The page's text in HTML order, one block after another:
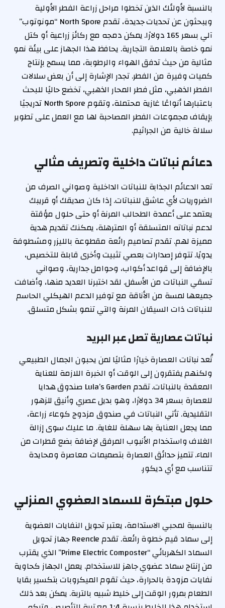
بالنسبة لأولئك الذين تخطوا مراحل زراعة الفطر الأولية
ويبحثون عن تحديات جديدة، تقدم North Spore “مونوتوب”
آلي بسعر 165 دولارًا. يمكن دمجه مع ركائز زراعية أو كتل
نمو خاصة بالعلامة التجارية. يحافظ هذا الجهاز على بيئة نمو
مثالية من حيث تدفق الهواء والرطوبة، مما يسمح بإنتاج
كميات وفيرة من الفطر. تجدر الإشارة إلى أن بعض سلالات
الفطر الذهبي، مثل فطر المحار الذهبي، تخضع حاليًا للبحث
باعتبارها أنواعًا غازية محتملة، وتقوم North Spore تدريجيًا
بإيقاف مجموعات الفطر المصاحبة لها مع العمل على تطوير
سلالة خالية من الجراثيم.
دعائم نباتات داخلية وتصريف مثالي
تعد الدعائم الجذابة للنباتات الداخلية وصواني الصرف من
الضروريات لأي عاشق للنباتات. إذا كان صديقك أو قريبك
يعتمد على أعمدة الطحالب المرنة أو حتى حلول مؤقتة
لدعم نباتاته المتسلقة أو المترهلة، يمكنك تقديم هدية
مميزة لهم. تقدم تصاميم رائعة مقطوعة بالليزر ومشطوفة
يدويًا. تتوفر إصدارات بعصي تثبيت وأخرى قابلة للتخصيص،
بالإضافة إلى قواعد أكواب، وحوامل جدارية، وصواني
تسقي النباتات من الأسفل. لقد اختبرنا العديد منها، وأضافت
جميعها لمسة من الأناقة مع توفير الدعم الهيكلي الحاسم
للنباتات ذات السيقان المرنة والتي تنمو بشكل متسلق.
نباتات عصارية تصل عبر البريد
تُعد نباتات العصارة خيارًا مثاليًا لمن يحبون الجمال الطبيعي
ولكنهم يفتقرون إلى الوقت أو الخبرة اللازمة للعناية
المعقدة بالنباتات. تقدم Lula’s Garden صندوق هدايا
للعصارة بسعر 34 دولارًا، وهو بديل عصري وأنيق للزهور
التقليدية. تأتي النباتات في صندوق مزدوج كوعاء زراعة،
مما يجعل العناية بها سهلة للغاية. ما عليك سوى إزالة
الغلاف واستخدام الأنبوب المرفق لإضافة بضع قطرات من
الماء. تتميز حدائق العصارة بتصميمات معاصرة ومحايدة
تتناسب مع أي ديكور.
حلول مبتكرة للسماد العضوي المنزلي
بالنسبة لمحبي الاستدامة، يعتبر تحويل النفايات العضوية
إلى سماد قيم خطوة رائعة. تقدم Reencle جهاز تحويل
السماد الكهربائي “Prime Electric Composter” الذي يقترب
من إنتاج سماد عضوي جاهز للاستخدام. يعمل الجهاز كحاوية
نفايات مزودة بالحرارة، حيث تقوم الميكروبات بتكسير بقايا
الطعام بمرور الوقت إلى خليط شبيه بالتربة. يمكن بعد ذلك